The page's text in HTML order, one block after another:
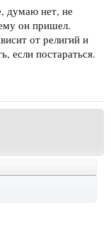
думаю нет, не
он пришел.
от религий и
если постараться.